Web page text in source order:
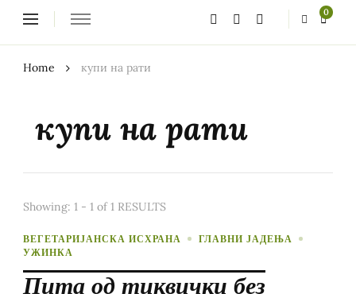
0
Home купи на рати
купи на рати
Showing: 1 - 1 of 1 RESULTS
ВЕГЕТАРИЈАНСКА ИСХРАНА
ГЛАВНИ ЈАДЕЊА
УЖИНКА
Пита од тиквички без